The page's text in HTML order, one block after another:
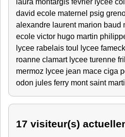
laura montargis fevrier lycee
david ecole maternel psig
alexandre laurent marion baud
ecole victor hugo martin
lycee rabelais toul lycee fameck
roanne clamart lycee turenne
mermoz lycee jean mace ciga
odon jules ferry mont saint
17 visiteur(s)